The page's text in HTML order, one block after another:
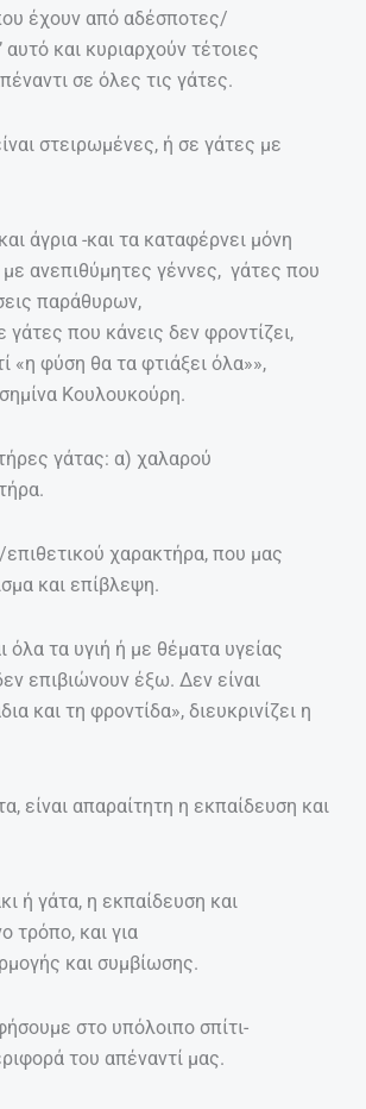
έχουν από αδέσποτες/
και κυριαρχούν τέτοιες
σε όλες τις γάτες.
στειρωμένες, ή σε γάτες με
άγρια -και τα καταφέρνει μόνη
ανεπιθύμητες γέννες, γάτες που
παράθυρων,
που κάνεις δεν φροντίζει,
«η φύση θα τα φτιάξει όλα»»,
Κουλουκούρη.
γάτας: α) χαλαρού
χαρακτήρα, που μας
και επίβλεψη.
τα υγιή ή με θέματα υγείας
επιβιώνουν έξω. Δεν είναι
και τη φροντίδα», διευκρινίζει η
είναι απαραίτητη η εκπαίδευση και
ή γάτα, η εκπαίδευση και
τρόπο, και για
και συμβίωσης.
στο υπόλοιπο σπίτι-
του απέναντί μας.